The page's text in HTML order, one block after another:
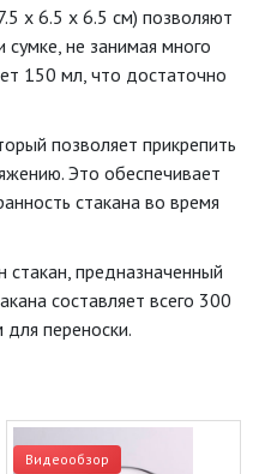
x 6.5 x 6.5 см) позволяют
сумке, не занимая много
150 мл, что достаточно
позволяет прикрепить
Это обеспечивает
стакана во время
стакан, предназначенный
составляет всего 300
переноски.
Видеообзор